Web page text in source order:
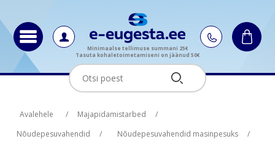
Minimaalse tellimuse summani 25€
Tasuta kohaletoimetamiseni on jäänud 50€
Avalehele / Majapidamistarbed
/
Nõudepesuvahendid
/ Nõudepesuvahendid masinpesuks
/